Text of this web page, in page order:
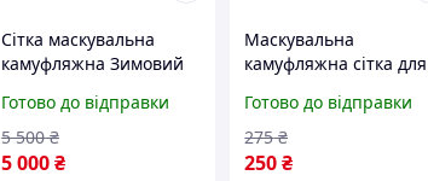
Сітка маскувальна
камуфляжна Зимовий
кв.м для авто, техніки
та укриттів Militex
Готово до відправки
5 000₴
5 500 ₴
Маскувальна
камуфляжна сітка для
укриттів Militex
2х2,5м (площа 5 кв. м.)
Готово до відправки
250₴
275 ₴